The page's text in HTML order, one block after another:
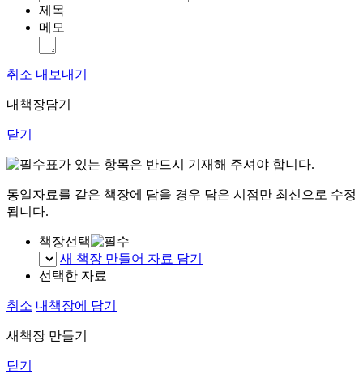
제목
메모
취소 내보내기
내책장담기
닫기
표가 있는 항목은 반드시 기재해 주셔야 합니다.
동일자료를 같은 책장에 담을 경우 담은 시점만 최신으로 수정
됩니다.
책장선택
새 책장 만들어 자료 담기
선택한 자료
취소 내책장에 담기
새책장 만들기
닫기